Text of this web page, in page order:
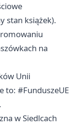
stan książek).
na
Unii
to: #FunduszeUE
w Siedlcach